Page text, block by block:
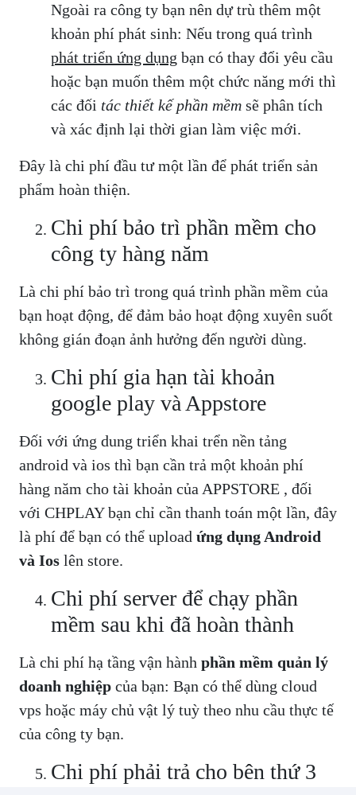
Ngoài ra công ty bạn nên dự trù thêm một
khoản phí phát sinh: Nếu trong quá trình
phát triển ứng dụng bạn có thay đổi yêu cầu
hoặc bạn muốn thêm một chức năng mới thì
các đối tác thiết kế phần mềm sẽ phân tích
và xác định lại thời gian làm việc mới.
Đây là chi phí đầu tư một lần để phát triển sản
phẩm hoàn thiện.
Chi phí bảo trì phần mềm cho
công ty hàng năm
Là chi phí bảo trì trong quá trình phần mềm của
bạn hoạt động, để đảm bảo hoạt động xuyên suốt
không gián đoạn ảnh hưởng đến người dùng.
Chi phí gia hạn tài khoản
google play và Appstore
Đối với ứng dung triển khai trển nền tảng
android và ios thì bạn cần trả một khoản phí
hàng năm cho tài khoản của APPSTORE , đối
với CHPLAY bạn chỉ cần thanh toán một lần, đây
là phí để bạn có thể upload ứng dụng Android
và Ios lên store.
Chi phí server để chạy phần
mềm sau khi đã hoàn thành
Là chi phí hạ tầng vận hành phần mềm quản lý
doanh nghiệp của bạn: Bạn có thể dùng cloud
vps hoặc máy chủ vật lý tuỳ theo nhu cầu thực tế
của công ty bạn.
Chi phí phải trả cho bên thứ 3